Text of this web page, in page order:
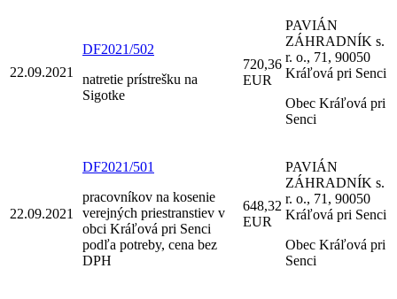
22.09.2021
DF2021/502
natretie prístrešku na
Sigotke
720,36
EUR
PAVIÁN
ZÁHRADNÍK s.
r. o., 71, 90050
Kráľová pri Senci
Obec Kráľová pri
Senci
22.09.2021
DF2021/501
pracovníkov na kosenie
verejných priestranstiev v
obci Kráľová pri Senci
podľa potreby, cena bez
DPH
648,32
EUR
PAVIÁN
ZÁHRADNÍK s.
r. o., 71, 90050
Kráľová pri Senci
Obec Kráľová pri
Senci